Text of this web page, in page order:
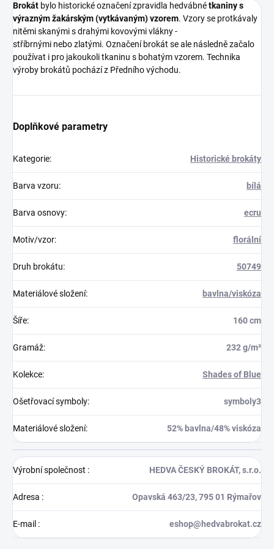
Brokát bylo historické označení zpravidla hedvábnétkaniny s
výraznýmžakárským (vytkávaným) vzorem. Vzory se protkávaly
nitěmi skanými s drahými kovovými vlákny -
stříbrnými nebo zlatými. Označení brokát se ale následně začalo
používat i pro jakoukoli tkaninu s bohatým vzorem. Technika
výroby brokátů pochází z Předního východu.
Doplňkové parametry
Kategorie: Historické brokáty
Barva vzoru: bílá
Barva osnovy: ecru
Motiv/vzor: florální
Druh brokátu: 50749
Materiálové složení: bavlna/viskóza
Šíře: 160 cm
Gramáž: 232 g/m²
Kolekce: Shades of Blue
Ošetřovací symboly: symboly3
Materiálové složení: 52% bavlna/48% viskóza
Výrobní společnost : HEDVA ČESKÝ BROKÁT, s.r.o.
Adresa : Opavská 463/23, 795 01 Rýmařov
E-mail : eshop@hedvabrokat.cz